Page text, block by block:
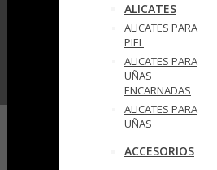
ALICATES
ALICATES PARA
PIEL
ALICATES PARA
UÑAS
ENCARNADAS
ALICATES PARA
UÑAS
ACCESORIOS